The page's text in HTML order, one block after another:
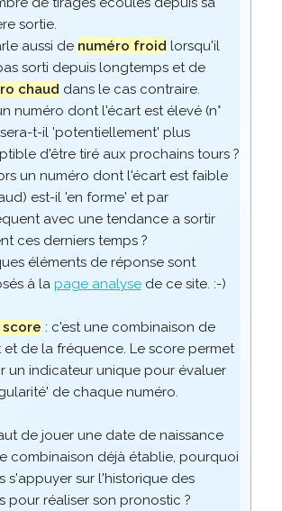
sortie.
aussi de numéro froid lorsqu'il
sorti depuis longtemps et de
chaud dans le cas contraire.
numéro dont l'écart est élevé (n°
t-il 'potentiellement' plus
d'être tiré aux prochains tours ?
un numéro dont l'écart est faible
est-il 'en forme' et par
avec une tendance a sortir
ces derniers temps ?
éléments de réponse sont
à la page analysede ce site. :-)
score : c'est une combinaison de
et de la fréquence. Le score permet
un indicateur unique pour évaluer
de chaque numéro.
de jouer une date de naissance
combinaison déjà établie, pourquoi
s'appuyer sur l'historique des
pour réaliser son pronostic ?